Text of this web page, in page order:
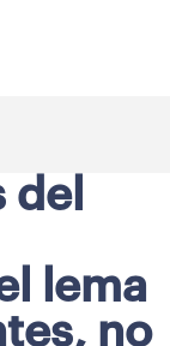
del
lema
no